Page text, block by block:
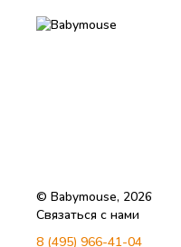
© Babymouse, 2026
Связаться с нами
8 (495) 966-41-04